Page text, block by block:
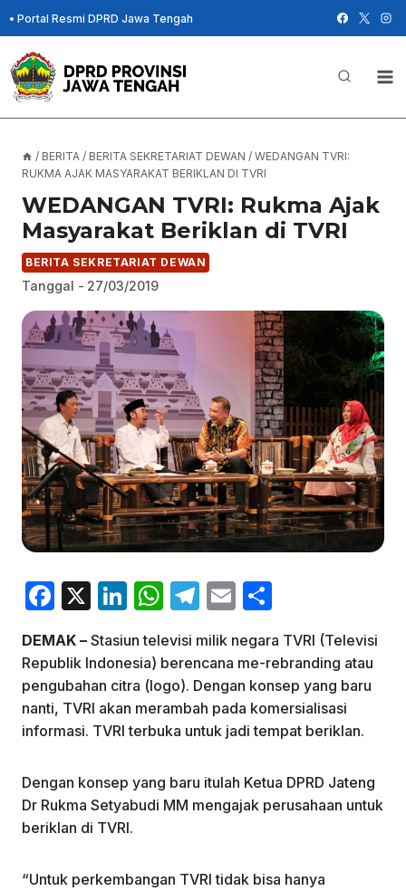
Skip
to
content
• Portal Resmi DPRD Jawa Tengah
/ BERITA / BERITA SEKRETARIAT DEWAN / WEDANGAN TVRI:
RUKMA AJAK MASYARAKAT BERIKLAN DI TVRI
WEDANGAN TVRI: Rukma Ajak
Masyarakat Beriklan di TVRI
BERITA SEKRETARIAT DEWAN
Tanggal - 27/03/2019
F
c
e
b
o
k
X
Li
k
e
dI
n
W
at
s
A
p
p
T
e
gr
a
m
E
ai
l
ar
e
DEMAK – Stasiun televisi milik negara TVRI (Televisi
Republik Indonesia) berencana me-rebranding atau
pengubahan citra (logo). Dengan konsep yang baru
nanti, TVRI akan merambah pada komersialisasi
informasi. TVRI terbuka untuk jadi tempat beriklan.
Dengan konsep yang baru itulah Ketua DPRD Jateng
Dr Rukma Setyabudi MM mengajak perusahaan untuk
beriklan di TVRI.
“Untuk perkembangan TVRI tidak bisa hanya